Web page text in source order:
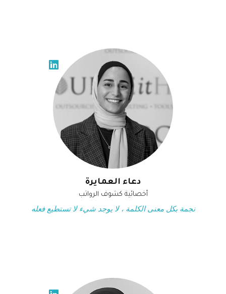
دعاء العمايرة
أخصائية كشوف الرواتب
نجمة بكل معنى الكلمة ، لا يوجد شيء لا تستطيع فعله